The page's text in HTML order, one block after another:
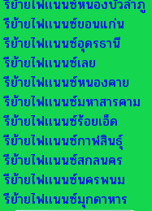
รีย้ายไฟเเนนซ์หนองบัวลำภู
รีย้ายไฟเเนนซ์ขอนแก่น
รีย้ายไฟเเนนซ์อุดรธานี
รีย้ายไฟเเนนซ์เลย
รีย้ายไฟเเนนซ์หนองคาย
รีย้ายไฟเเนนซ์มหาสารคาม
รีย้ายไฟเเนนซ์ร้อยเอ็ด
รีย้ายไฟเเนนซ์กาฬสินธุ์
รีย้ายไฟเเนนซ์สกลนคร
รีย้ายไฟเเนนซ์นครพนม
รีย้ายไฟเเนนซ์มุกดาหาร